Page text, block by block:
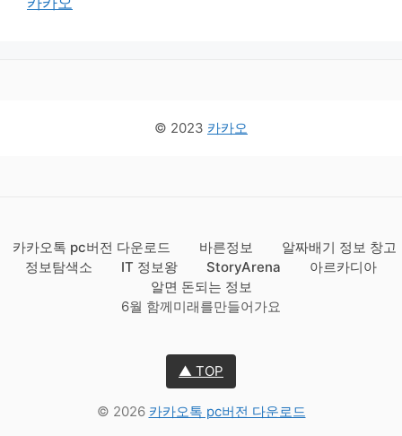
© 2023 카카오
카카오톡 pc버전 다운로드 바른정보
알짜배기 정보 창고
정보탐색소
IT 정보왕 StoryArena
아르카디아
알면 돈되는 정보
6월 함께미래를만들어가요
▲ TOP
© 2026 카카오톡 pc버전 다운로드